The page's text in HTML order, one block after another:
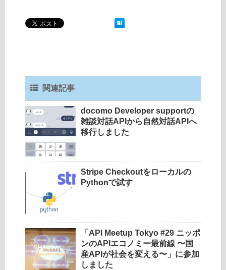
関連記事
docomo Developer supportの
雑談対話APIから自然対話APIへ
移行しました
Stripe Checkoutをローカルの
Pythonで試す
「API Meetup Tokyo #29 ニッポ
ンのAPIエコノミー最前線 〜国
産APIが社会を変える〜」に参加
しました